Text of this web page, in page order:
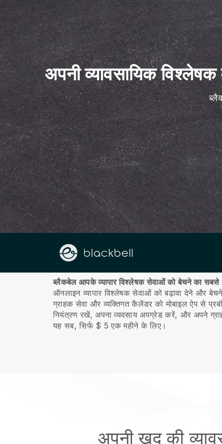
अपनी व्यावसायिक विश्लेषक
हमारे बारे में
ब्लैकबेल आपके व्यापार विश्लेषक सेवाओं को बेचने का सबसे
ऑनलाइन व्यापार विश्लेषक सेवाओं को बढ़ावा देने और
ग्राहक सेवा और व्यक्तिगत कैलेंडर को मोबाइल ऐप से
नियंत्रण रखें, अपना व्यवसाय अपग्रेड करें, और अपने
यह सब, सिर्फ $ 5 एक महीने के लिए।
अपनी खुद की